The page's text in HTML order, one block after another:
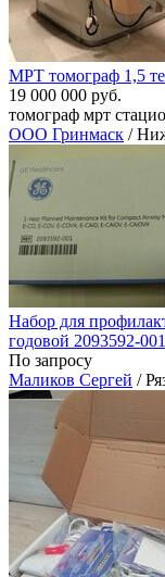
МРТ томограф 1,5
19 000 000 руб.
томограф мрт
ООО Гринмаск /
Набор для
годовой 2093592-001
По запросу
Маликов Сергей /